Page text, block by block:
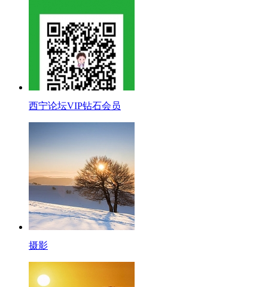
西宁论坛VIP钻石会员
摄影